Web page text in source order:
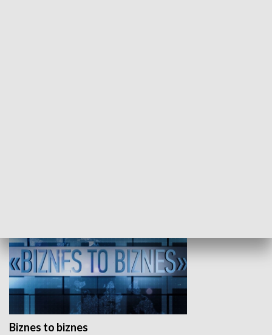
Biznes to biznes